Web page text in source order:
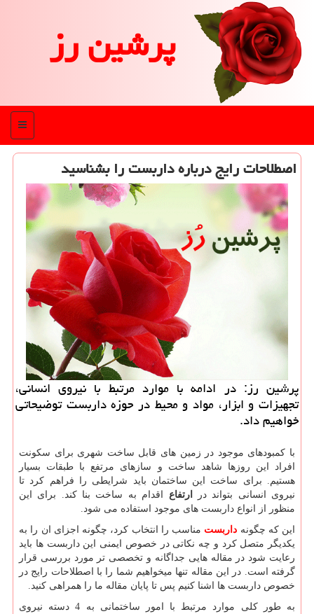
پرشین رز
منو
اصطلاحات رایج درباره داربست را بشناسید
پرشین رز: در ادامه با موارد مرتبط با نیروی انسانی،
تجهیزات و ابزار، مواد و محیط در حوزه داربست توضیحاتی
خواهیم داد.
با کمبودهای موجود در زمین های قابل ساخت شهری برای سکونت
افراد این روزها شاهد ساخت و سازهای مرتفع با طبقات بسیار
هستیم. برای ساخت این ساختمان باید شرایطی را فراهم کرد تا
نیروی انسانی بتواند در
ارتفاع اقدام به ساخت بنا کند. برای این
منظور از انواع داربست های موجود استفاده می شود.
این که چگونه داربست مناسب را انتخاب کرد، چگونه اجزای ان را به
یکدیگر متصل کرد و چه نکاتی در خصوص ایمنی این داربست ها باید
رعایت شود در مقاله هایی جداگانه و تخصصی تر مورد بررسی قرار
گرفته است. در این مقاله تنها میخواهیم شما را با اصطلاحات رایج در
خصوص داربست ها اشنا کنیم پس تا پایان مقاله ما را همراهی کنید.
به طور کلی موارد مرتبط با امور ساختمانی به 4 دسته نیروی